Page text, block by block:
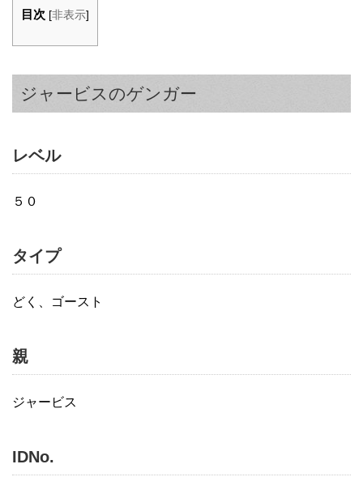
目次 [非表示]
ジャービスのゲンガー
レベル
５０
タイプ
どく、ゴースト
親
ジャービス
IDNo.